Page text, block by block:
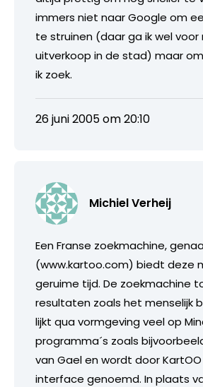
immers niet naar Google om
te struinen (daar ga ik wel voor
uitverkoop in de stad) maar
ik zoek.
26 juni 2005 om 20:10
Michiel Verheij
Een Franse zoekmachine,
(www.kartoo.com) biedt deze
geruime tijd. De zoekmachine
resultaten zoals het menselijk
lijkt qua vormgeving veel op
programma´s zoals
van Gael en wordt door
interface genoemd. In plaats